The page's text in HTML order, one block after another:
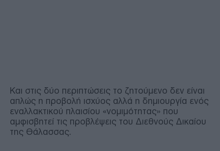
Και στις δύο περιπτώσεις το ζητούμενο δεν είναι
απλώς η προβολή ισχύος αλλά η δημιουργία ενός
εναλλακτικού πλαισίου «νομιμότητας» που
αμφισβητεί τις προβλέψεις του Διεθνούς Δικαίου
της Θάλασσας.